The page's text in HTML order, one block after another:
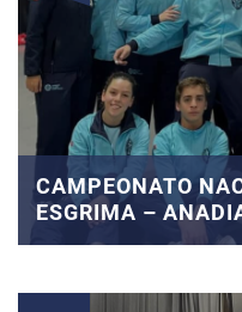
CAMPEONATO
ESGRIMA –